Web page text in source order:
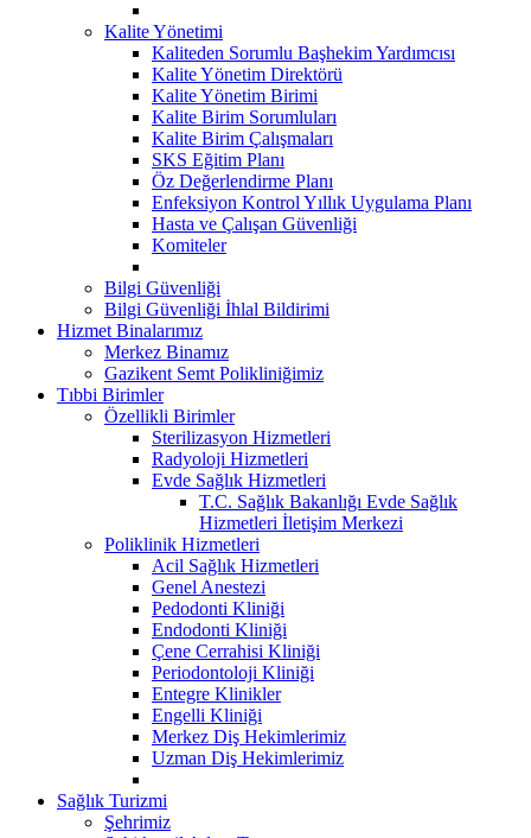
Kalite Yönetimi
Kaliteden Sorumlu Başhekim Yardımcısı
Kalite Yönetim Direktörü
Kalite Yönetim Birimi
Kalite Birim Sorumluları
Kalite Birim Çalışmaları
SKS Eğitim Planı
Öz Değerlendirme Planı
Enfeksiyon Kontrol Yıllık Uygulama Planı
Hasta ve Çalışan Güvenliği
Komiteler
Bilgi Güvenliği
Bilgi Güvenliği İhlal Bildirimi
Hizmet Binalarımız
Merkez Binamız
Gazikent Semt Polikliniğimiz
Tıbbi Birimler
Özellikli Birimler
Sterilizasyon Hizmetleri
Radyoloji Hizmetleri
Evde Sağlık Hizmetleri
T.C. Sağlık Bakanlığı Evde Sağlık
Hizmetleri İletişim Merkezi
Poliklinik Hizmetleri
Acil Sağlık Hizmetleri
Genel Anestezi
Pedodonti Kliniği
Endodonti Kliniği
Çene Cerrahisi Kliniği
Periodontoloji Kliniği
Entegre Klinikler
Engelli Kliniği
Merkez Diş Hekimlerimiz
Uzman Diş Hekimlerimiz
Sağlık Turizmi
Şehrimiz